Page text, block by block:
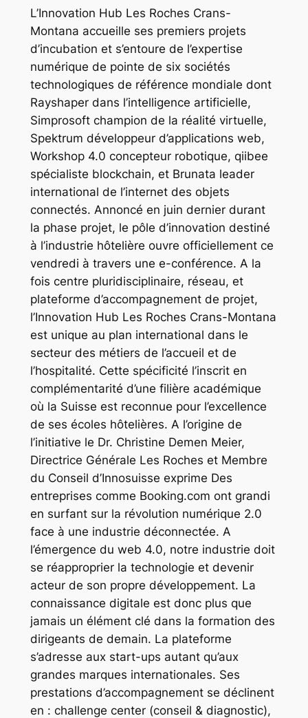
L’Innovation Hub Les Roches Crans-
Montana accueille ses premiers projets
d’incubation et s’entoure de l’expertise
numérique de pointe de six sociétés
technologiques de référence mondiale dont
Rayshaper dans l’intelligence artificielle,
Simprosoft champion de la réalité virtuelle,
Spektrum développeur d’applications web,
Workshop 4.0 concepteur robotique, qiibee
spécialiste blockchain, et Brunata leader
international de l’internet des objets
connectés. Annoncé en juin dernier durant
la phase projet, le pôle d’innovation destiné
à l’industrie hôtelière ouvre officiellement ce
vendredi à travers une e-conférence. A la
fois centre pluridisciplinaire, réseau, et
plateforme d’accompagnement de projet,
l’Innovation Hub Les Roches Crans-Montana
est unique au plan international dans le
secteur des métiers de l’accueil et de
l’hospitalité. Cette spécificité l’inscrit en
complémentarité d’une filière académique
où la Suisse est reconnue pour l’excellence
de ses écoles hôtelières. A l’origine de
l’initiative le Dr. Christine Demen Meier,
Directrice Générale Les Roches et Membre
du Conseil d’Innosuisse exprime Des
entreprises comme Booking.com ont grandi
en surfant sur la révolution numérique 2.0
face à une industrie déconnectée. A
l’émergence du web 4.0, notre industrie doit
se réapproprier la technologie et devenir
acteur de son propre développement. La
connaissance digitale est donc plus que
jamais un élément clé dans la formation des
dirigeants de demain. La plateforme
s’adresse aux start-ups autant qu’aux
grandes marques internationales. Ses
prestations d’accompagnement se déclinent
en : challenge center (conseil & diagnostic),